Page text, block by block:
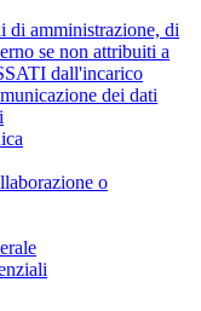
di amministrazione, di
se non attribuiti a
dall'incarico
dei dati
o